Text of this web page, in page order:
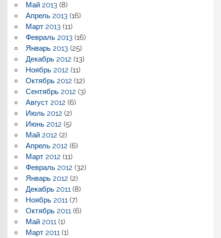
Май 2013(8)
Апрель 2013(16)
Март 2013(11)
Февраль 2013(16)
Январь 2013(25)
Декабрь 2012 (13)
Ноябрь 2012 (11)
Октябрь 2012 (12)
Сентябрь 2012 (3)
Август 2012 (6)
Июль 2012 (2)
Июнь 2012 (5)
Май 2012 (2)
Апрель 2012 (6)
Март 2012 (11)
Февраль 2012 (32)
Январь 2012 (2)
Декабрь 2011(8)
Ноябрь 2011(7)
Октябрь 2011(6)
Май 2011(1)
Март 2011(1)